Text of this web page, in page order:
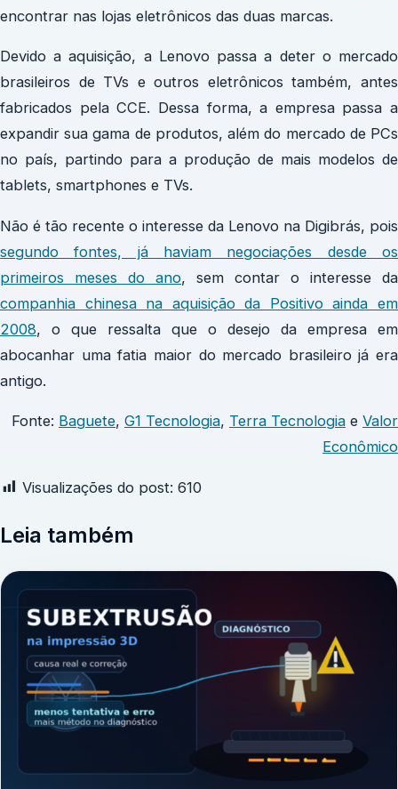
encontrar nas lojas eletrônicos das duas marcas.
Devido a aquisição, a Lenovo passa a deter o mercado
brasileiros de TVs e outros eletrônicos também, antes
fabricados pela CCE. Dessa forma, a empresa passa a
expandir sua gama de produtos, além do mercado de PCs
no país, partindo para a produção de mais modelos de
tablets, smartphones e TVs.
Não é tão recente o interesse da Lenovo na Digibrás, pois
segundo fontes, já haviam negociações desde os
primeiros meses do ano, sem contar o interesse da
companhia chinesa na aquisição da Positivo ainda em
2008, o que ressalta que o desejo da empresa em
abocanhar uma fatia maior do mercado brasileiro já era
antigo.
Fonte: Baguete, G1 Tecnologia, Terra Tecnologia e Valor
Econômico
Visualizações do post: 610
Leia também